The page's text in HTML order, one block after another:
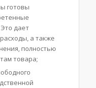
готовы
дает
а также
полностью
товара;